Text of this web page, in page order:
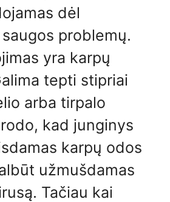
dėl
problemų.
yra karpų
tepti stipriai
arba tirpalo
kad junginys
karpų odos
užmušdamas
Tačiau kai